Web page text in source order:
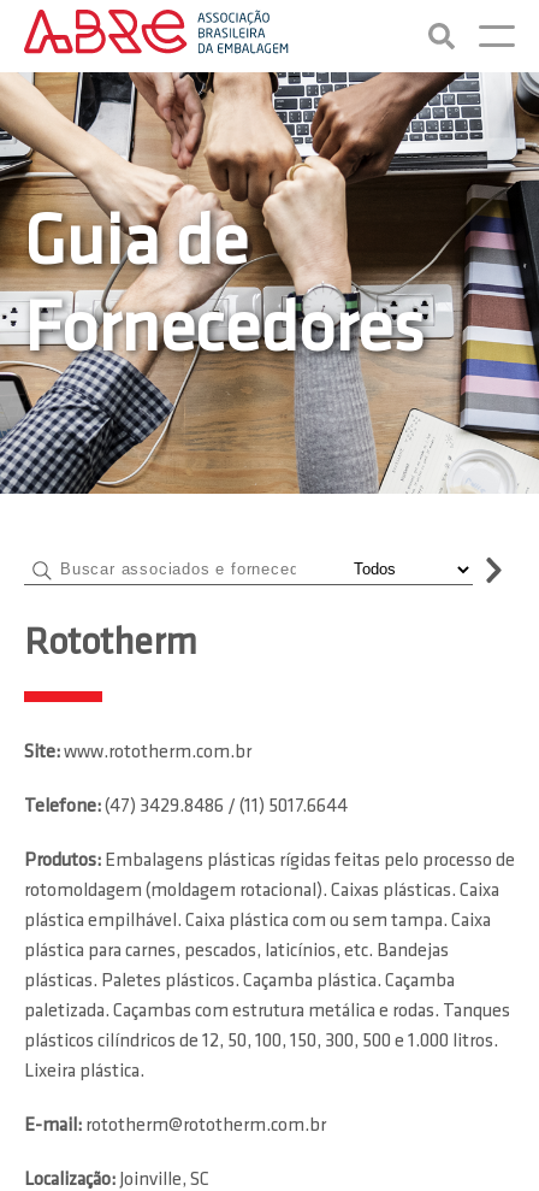
Guia de
Fornecedores
Rototherm
Site:www.rototherm.com.br
Telefone:(47) 3429.8486 / (11) 5017.6644
Produtos: Embalagens plásticas rígidas feitas pelo processo de
rotomoldagem (moldagem rotacional). Caixas plásticas. Caixa
plástica empilhável. Caixa plástica com ou sem tampa. Caixa
plástica para carnes, pescados, laticínios, etc. Bandejas
plásticas. Paletes plásticos. Caçamba plástica. Caçamba
paletizada. Caçambas com estrutura metálica e rodas. Tanques
plásticos cilíndricos de 12, 50, 100, 150, 300, 500 e 1.000 litros.
Lixeira plástica.
E-mail: rototherm@rototherm.com.br
Localização: Joinville, SC